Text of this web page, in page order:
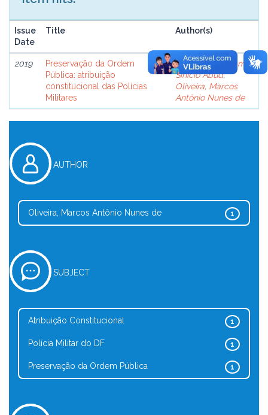
Issue
Date
Title Author(s)
2019
Preservação da Ordem
Pública: atribuição
constitucional das Polícias
Militares
Cury, Nafêz Imamy
Sinício Abud;
Oliveira, Marcos
Antônio Nunes de
AUTHOR
1
Oliveira, Marcos Antônio Nunes de
SUBJECT
1
Atribuição Constitucional
1
Polícia Militar do DF
1
Preservação da Ordem Pública